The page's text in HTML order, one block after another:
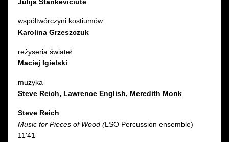
Julija Stankevičiūtė
współtwórczyni kostiumów
Karolina Grzeszczuk
reżyseria świateł
Maciej Igielski
muzyka
Steve Reich, Lawrence English, Meredith Monk
Steve Reich
Music for Pieces of Wood (LSO Percussion ensemble)
11'41